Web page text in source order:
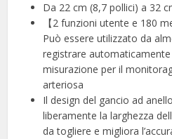
Da 22 cm (8,7 pollici) a 32
【2 funzioni utente e 180
Può essere utilizzato da
registrare
misurazione per il
arteriosa
Il design del gancio ad
liberamente la larghezza
da togliere e migliora